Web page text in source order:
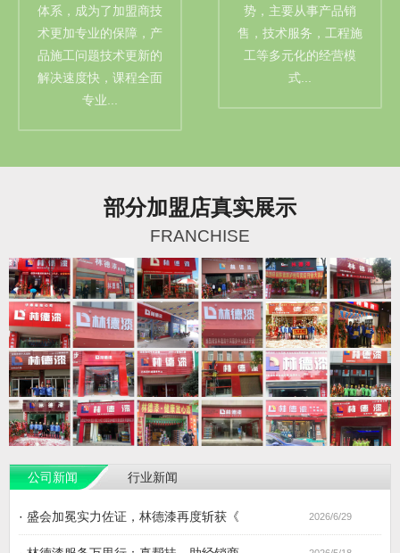
体系，成为了加盟商技
术更加专业的保障，产
品施工问题技术更新的
解决速度快，课程全面
专业...
势，主要从事产品销
售，技术服务，工程施
工等多元化的经营模
式...
部分加盟店真实展示
FRANCHISE
公司新闻 行业新闻
· 盛会加冕实力佐证，林德漆再度斩获《 2026/6/29